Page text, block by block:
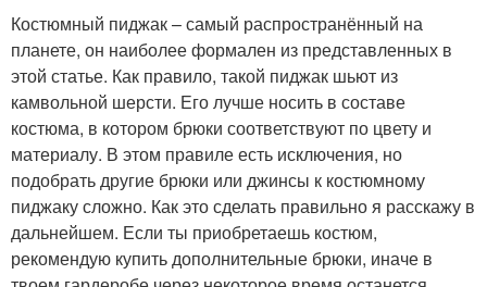
Костюмный пиджак – самый распространённый на
планете, он наиболее формален из представленных в
этой статье. Как правило, такой пиджак шьют из
камвольной шерсти. Его лучше носить в составе
костюма, в котором брюки соответствуют по цвету и
материалу. В этом правиле есть исключения, но
подобрать другие брюки или джинсы к костюмному
пиджаку сложно. Как это сделать правильно я расскажу в
дальнейшем. Если ты приобретаешь костюм,
рекомендую купить дополнительные брюки, иначе в